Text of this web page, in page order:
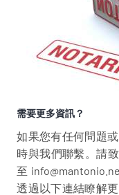
需要更多資訊？
如果您有任何問題
時與我們聯繫。請致
至
透過以下連結瞭解